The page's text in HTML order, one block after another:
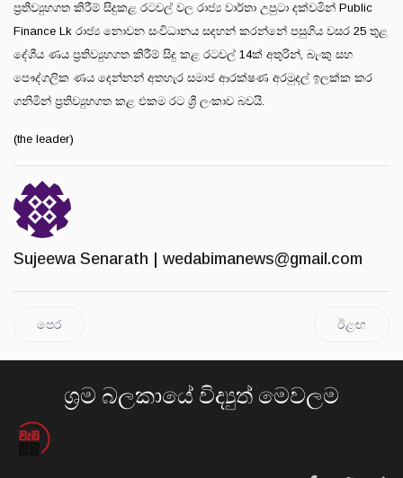
ප්‍රතිව්‍යුහගත කිරීම් සිදුකළ රටවල් වල රාජ්‍ය වාර්තා උපුටා දක්වමින් Public
Finance Lk රාජ්‍ය නොවන සංවිධානය සදහන් කරන්නේ පසුගිය වසර 25 තුළ
දේශීය ණය ප්‍රතිව්‍යුහගත කිරීම් සිදු කළ රටවල් 14ක් අතුරින්, බැංකු සහ
පෞද්ගලික ණය දෙන්නන් අතහැර සමාජ ආරක්ෂණ අරමුදල් ඉලක්ක කර
ගනිමින් ප්‍රතිව්‍යුහගත කළ එකම රට ශ්‍රී ලංකාව බවයි.
(the leader)
Sujeewa Senarath | wedabimanews@gmail.com
පෙර ඊළඟ
ශ්‍රම බලකායේ විද්‍යුත් මෙවලම